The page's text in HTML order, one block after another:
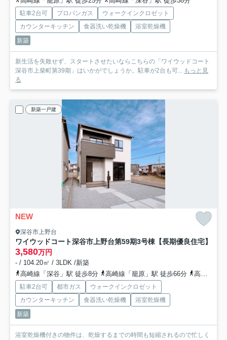
駐車2台可 プロパンガス
ウォークインクロゼット
カウンターキッチン
食器洗い乾燥機
浴室乾燥機
新築
新生活を失敗せず、スタートさせたいならこちらの「ワイウッドコート
深谷市上柴町第39期」はいかがでしょうか。駐車が2台も可... もっと見
る
新築一戸建
NEW
深谷市上野台
ワイウッドコート深谷市上野台第59期3号棟【長期優良住宅】
3,580万円
- / 104.20㎡ / 3LDK /新築
高崎線「深谷」駅 徒歩8分
高崎線「籠原」駅 徒歩66分 高崎線「岡部」駅 徒歩66分
駐車2台可 都市ガス
ウォークインクロゼット
カウンターキッチン
食器洗い乾燥機
浴室乾燥機
新築
浴室乾燥機付きの物件は、乾燥するまでの時間も短縮されるので忙しく